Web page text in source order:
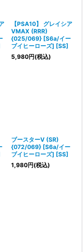
【PSA10】 グレイシア
VMAX (RRR)
{025/069} [S6a/イー
ブイヒーローズ] [SS]
5,980円(税込)
ブースターV (SR)
{072/069} [S6a/イー
ブイヒーローズ] [SS]
1,980円(税込)